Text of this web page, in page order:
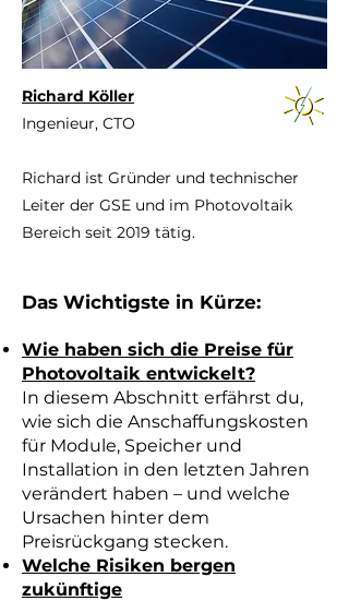
Richard Köller
Ingenieur, CTO
Richard ist Gründer und technischer
Leiter der GSE und im Photovoltaik
Bereich seit 2019 tätig.
Das Wichtigste in Kürze:
Wie haben sich die Preise für
Photovoltaik entwickelt?
In diesem Abschnitt erfährst du,
wie sich die Anschaffungskosten
für Module, Speicher und
Installation in den letzten Jahren
verändert haben – und welche
Ursachen hinter dem
Preisrückgang stecken.
Welche Risiken bergen
zukünftige